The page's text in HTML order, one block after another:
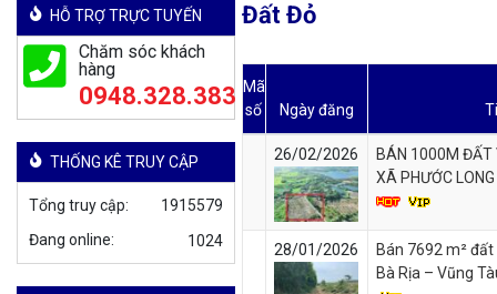
Đất Đỏ
Mã
số
Ngày đăng
26/02/2026
BÁN 1000M ĐẤT
XÃ PHƯỚC
28/01/2026
Bán 7692 m²
Bà Rịa – Vũng
HỖ TRỢ TRỰC TUYẾN
Chăm sóc khách
hàng
0948.328.383
THỐNG KÊ TRUY CẬP
1915579
Tổng truy cập:
Đang online: